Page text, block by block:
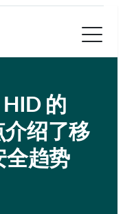
的
绍了移
全趋势